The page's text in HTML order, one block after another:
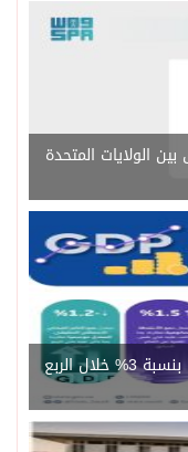
الولايات المتحدة
“الإحصاء”: الاقتصاد السعودي يسجل نموًا بنسبة 3% خلال الربع